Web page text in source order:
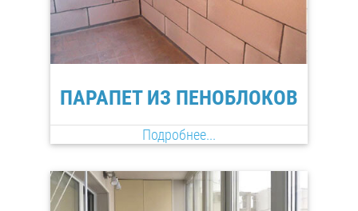
ПАРАПЕТ ИЗ ПЕНОБЛОКОВ
Подробнее...